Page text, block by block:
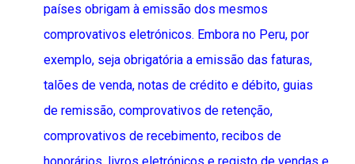
países obrigam à emissão dos mesmos
comprovativos eletrónicos. Embora no Peru, por
exemplo, seja obrigatória a emissão das faturas,
talões de venda, notas de crédito e débito, guias
de remissão, comprovativos de retenção,
comprovativos de recebimento, recibos de
honorários, livros eletrónicos e registo de vendas e